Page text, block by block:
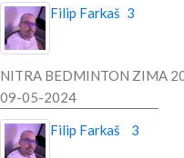
Filip Farkaš 3
NITRA BEDMINTON ZIMA
09-05-2024
Filip Farkaš
3